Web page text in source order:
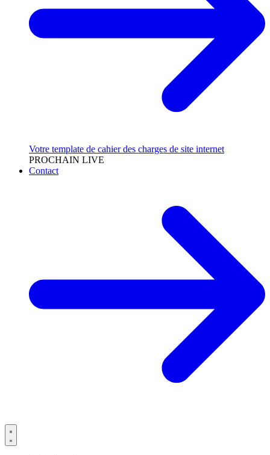
Votre template de cahier des charges de site internet
PROCHAIN LIVE
Contact